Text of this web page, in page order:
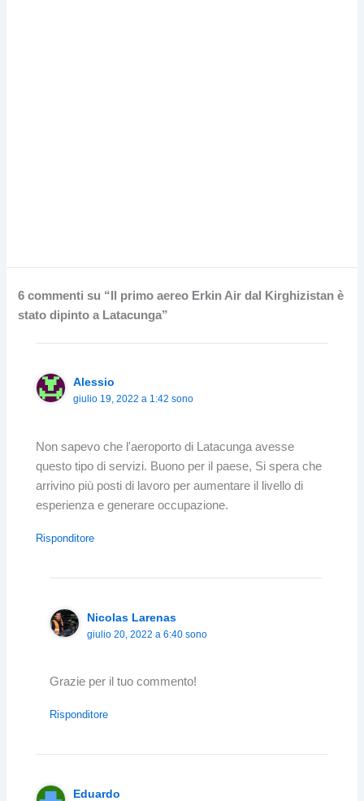
6 commenti su “Il primo aereo Erkin Air dal Kirghizistan è
stato dipinto a Latacunga”
Alessio
giulio 19, 2022 a 1:42 sono
Non sapevo che l'aeroporto di Latacunga avesse
questo tipo di servizi. Buono per il paese, Si spera che
arrivino più posti di lavoro per aumentare il livello di
esperienza e generare occupazione.
Risponditore
Nicolas Larenas
giulio 20, 2022 a 6:40 sono
Grazie per il tuo commento!
Risponditore
Eduardo